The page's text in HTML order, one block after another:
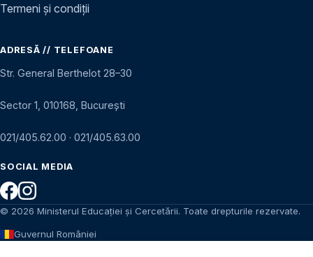
Termeni și condiții
ADRESĂ // TELEFOANE
Str. General Berthelot 28–30
Sector 1, 010168, București
021/405.62.00 · 021/405.63.00
SOCIAL MEDIA
© 2026 Ministerul Educației și Cercetării. Toate drepturile rezervate.
Guvernul României